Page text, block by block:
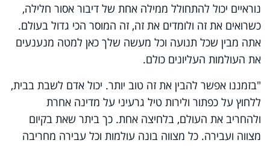
נוראיים יכול להתחולל ממילה אחת של דיבור אסור חלילה,
כשרואים את זה ולומדים את זה, זה המוסר הכי גדול בעולם.
אתה מבין שכל תנועה וכל מעשה שלך כאן למטה מנענעים
את העולמות העליונים כולם.
"בזמננו אפשר להבין את זה טוב יותר. יכול אדם לשבת בבית,
ללחוץ על כפתור ולירות טיל גרעיני על מדינה אחרת
ולהחריב את העולם, בלחיצה אחת. כך ביתר שאת בקיום
מצווה ועבירה. כל מצווה בונה עולמות וכל עבירה מחריבה